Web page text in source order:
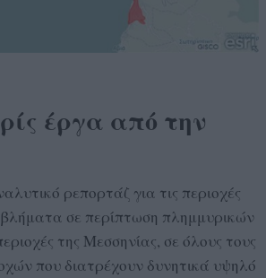
έργα από την
ρεπορτάζ για τις περιοχές
σε περίπτωση πλημμυρικών
της Μεσσηνίας, σε όλους τους
που διατρέχουν δυνητικά υψηλό